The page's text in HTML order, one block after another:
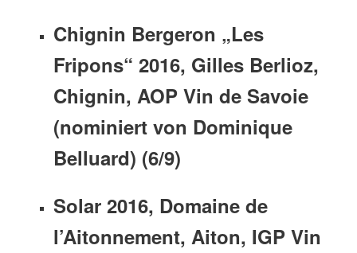
Chignin Bergeron „Les
Fripons“ 2016, Gilles Berlioz,
Chignin, AOP Vin de Savoie
(nominiert von Dominique
Belluard) (6/9)
Solar 2016, Domaine de
l’Aitonnement, Aiton, IGP Vin